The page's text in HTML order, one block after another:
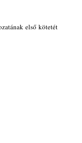
első kötetét